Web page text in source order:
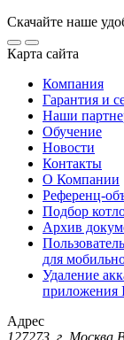
Скачайте наше
Карта сайта
Компания
Гарантия и
Наши
Обучение
Новости
Контакты
О Компании
Референц-
Подбор
Архив
для
Удаление
приложения
Адрес
127273, г.